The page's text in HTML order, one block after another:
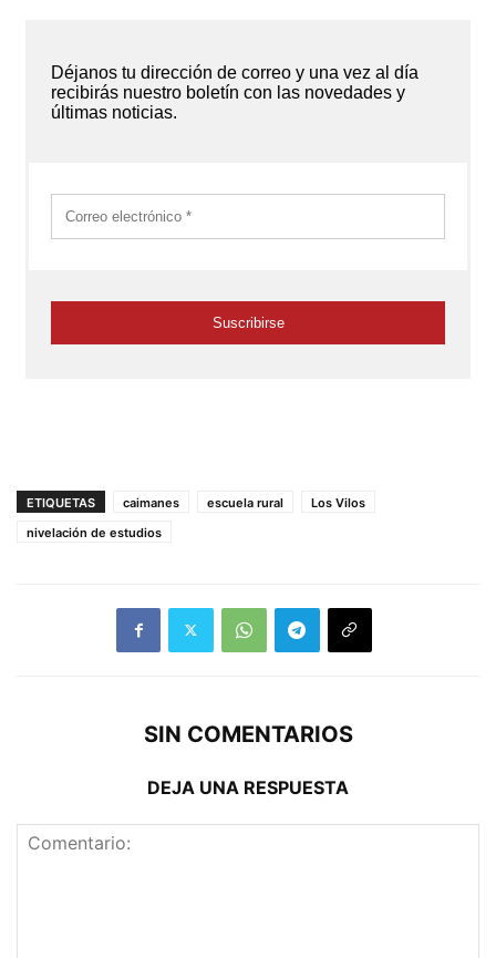
ETIQUETAS caimanes escuela rural
Los Vilos
nivelación de estudios
SIN COMENTARIOS
DEJA UNA RESPUESTA